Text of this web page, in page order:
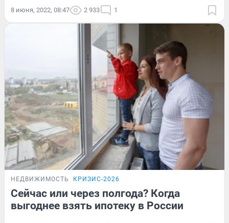
8 июня, 2022, 08:47 2 933 1
НЕДВИЖИМОСТЬ КРИЗИС-2026
Сейчас или через полгода? Когда
выгоднее взять ипотеку в России